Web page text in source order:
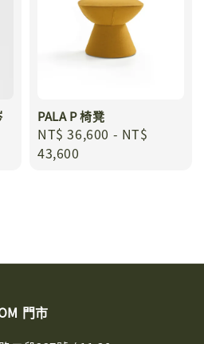
PALA P 椅凳
Regular
price
NT$ 36,600 - NT$
43,600
門市